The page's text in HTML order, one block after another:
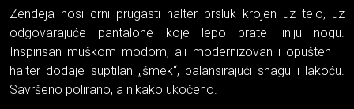
Zendeja nosi crni prugasti halter prsluk krojen uz telo, uz
odgovarajuće pantalone koje lepo prate liniju nogu.
Inspirisan muškom modom, ali modernizovan i opušten –
halter dodaje suptilan „šmek“, balansirajući snagu i lakoću.
Savršeno polirano, a nikako ukočeno.